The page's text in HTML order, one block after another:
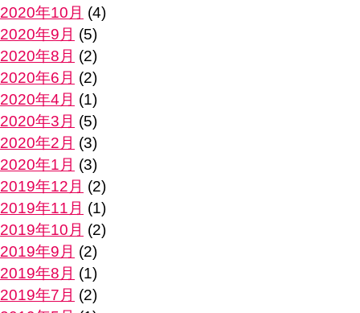
2020年10月 (4)
2020年9月 (5)
2020年8月 (2)
2020年6月 (2)
2020年4月 (1)
2020年3月 (5)
2020年2月 (3)
2020年1月 (3)
2019年12月 (2)
2019年11月 (1)
2019年10月 (2)
2019年9月 (2)
2019年8月 (1)
2019年7月 (2)